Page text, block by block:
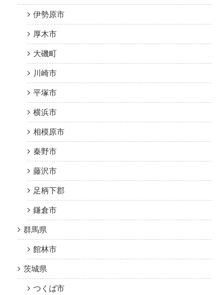
伊勢原市
厚木市
大磯町
川崎市
平塚市
横浜市
相模原市
秦野市
藤沢市
足柄下郡
鎌倉市
群馬県
館林市
茨城県
つくば市